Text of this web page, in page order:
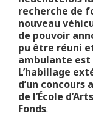
recherche de
nouveau
de pouvoir
pu être réuni
ambulante
L’habillage
d’un concours
de l’École
Fonds.